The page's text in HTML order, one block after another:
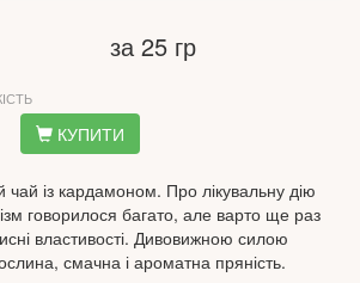
за 25 гр
КУПИТИ
із кардамоном. Про лікувальну дію
говорилося багато, але варто ще раз
властивості. Дивовижною силою
смачна і ароматна пряність.